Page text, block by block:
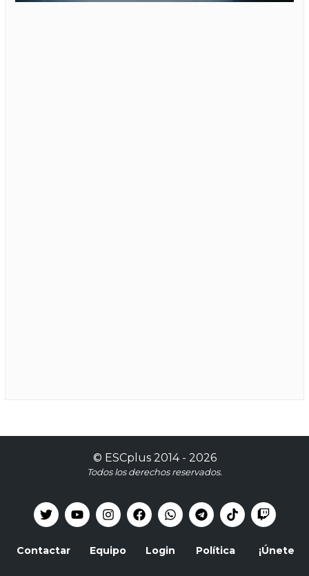
© ESCplus2014 - 2026
Todos los derechos reservados.
Contactar Equipo Login Política ¡Únete